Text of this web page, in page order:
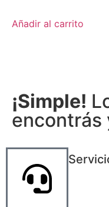
Añadir al carrito
¡Simple!
encontrás